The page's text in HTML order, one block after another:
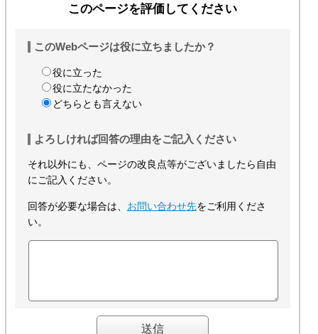
このページを評価してください
このWebページは役に立ちましたか？
役に立った
役に立たなかった
どちらとも言えない
よろしければ回答の理由をご記入ください
それ以外にも、ページの改良点等がございましたら自由
にご記入ください。
回答が必要な場合は、 お問い合わせ先をご利用くださ
い。